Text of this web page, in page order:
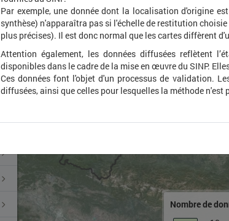
Nombre de
Par exemple, une donnée dont la localisation d'origine
synthèse) n'apparaîtra pas si l'échelle de restitution
plus précises). Il est donc normal que les cartes diffèrent
Attention également, les données diffusées reflètent
disponibles dans le cadre de la mise en œuvre du SINP.
Ces données font l'objet d'un processus de validation.
diffusées, ainsi que celles pour lesquelles la méthode n'est